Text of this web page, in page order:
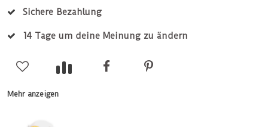
Sichere Bezahlung
14 Tage um deine Meinung zu ändern
Mehr anzeigen